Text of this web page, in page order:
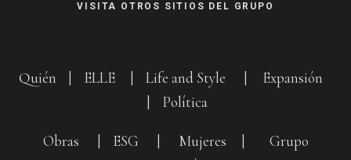
VISITA OTROS SITIOS DEL GRUPO
Quién ELLE Life and Style
Expansión
Política
Obras ESG Mujeres
Grupo